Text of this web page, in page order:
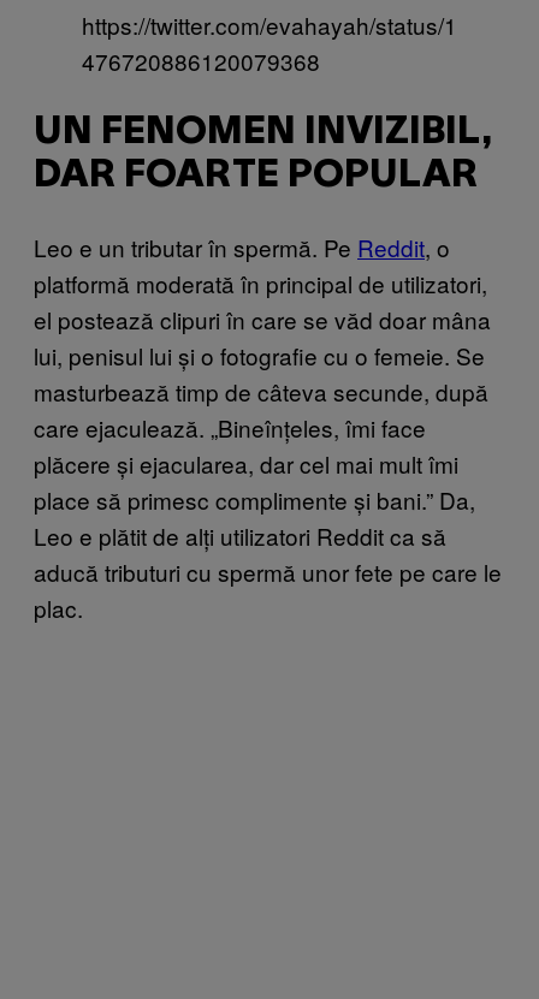
https://twitter.com/evahayah/status/1
476720886120079368
UN FENOMEN INVIZIBIL,
DAR FOARTE POPULAR
Leo e un tributar în spermă. Pe Reddit, o
platformă moderată în principal de utilizatori,
el postează clipuri în care se văd doar mâna
lui, penisul lui și o fotografie cu o femeie. Se
masturbează timp de câteva secunde, după
care ejaculează. „Bineînțeles, îmi face
plăcere și ejacularea, dar cel mai mult îmi
place să primesc complimente și bani.” Da,
Leo e plătit de alți utilizatori Reddit ca să
aducă tributuri cu spermă unor fete pe care le
plac.